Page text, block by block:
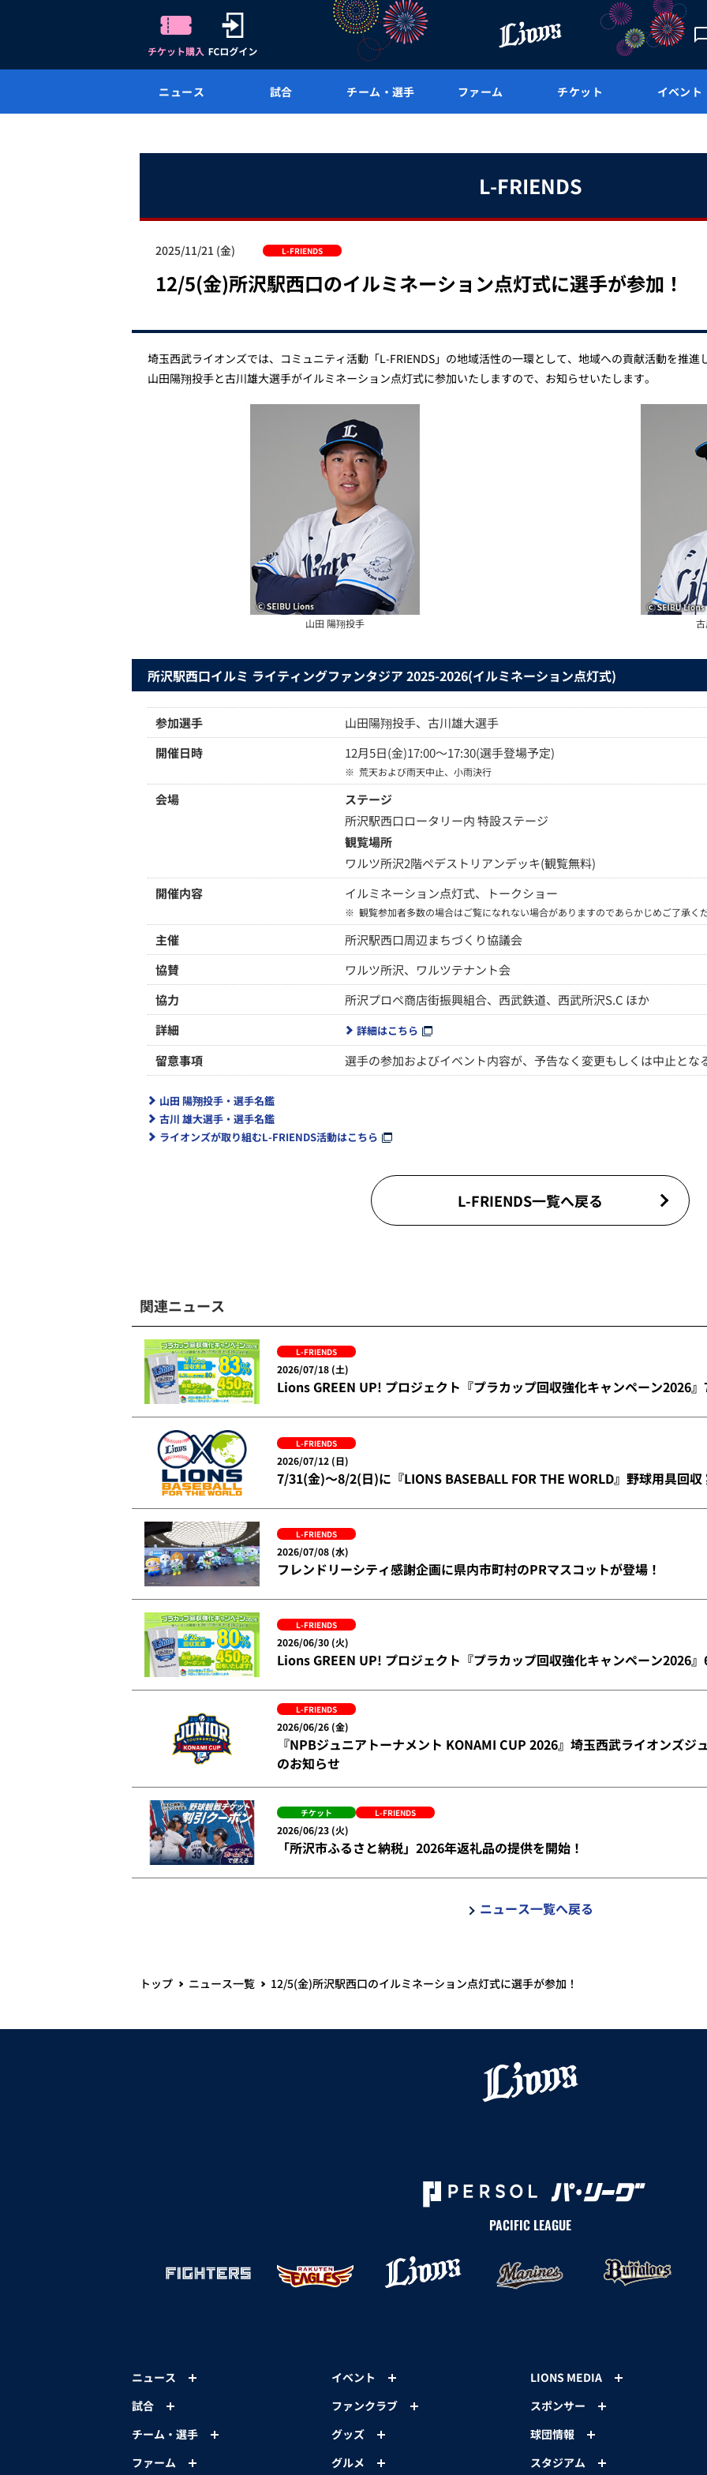
ニュース 試合 チーム・選手 ファーム チケット イベント
L-FRIENDS
2025/11/21 (金) L-FRIENDS
12/5(金)所沢駅西口のイルミネーション点灯式に選手が参加！
埼玉西武ライオンズでは、コミュニティ活動「L-FRIENDS」の地域活性の一環として、地域への貢献活動を推
山田陽翔投手と古川雄大選手がイルミネーション点灯式に参加いたしますので、お知らせいたします。
山田 陽翔投手
所沢駅西口イルミ ライティングファンタジア 2025-2026(イルミネーション点灯式)
参加選手
山田陽翔投手、古川雄大選手
開催日時
12月5日(金)17:00～17:30(選手登場予定)
※ 荒天および雨天中止、小雨決行
会場
ステージ
所沢駅西口ロータリー内 特設ステージ
観覧場所
ワルツ所沢2階ペデストリアンデッキ(観覧無料)
開催内容
イルミネーション点灯式、トークショー
※ 観覧参加者多数の場合はご覧になれない場合がありますのであらかじめご了承くだ
主催
所沢駅西口周辺まちづくり協議会
協賛
ワルツ所沢、ワルツテナント会
協力
所沢プロペ商店街振興組合、西武鉄道、西武所沢S.C ほか
詳細
詳細はこちら
留意事項 選手の参加およびイベント内容が、予告なく変更もしくは中止とな
山田 陽翔投手・選手名鑑
古川 雄大選手・選手名鑑
ライオンズが取り組むL-FRIENDS活動はこちら
L-FRIENDS一覧へ戻る
関連ニュース
L-FRIENDS
2026/07/18 (土)
Lions GREEN UP! プロジェクト『プラカップ回収強化キャンペーン2026
L-FRIENDS
2026/07/12 (日)
7/31(金)～8/2(日)に『LIONS BASEBALL FOR THE WORLD』野球用具回収
L-FRIENDS
2026/07/08 (水)
フレンドリーシティ感謝企画に県内市町村のPRマスコットが登場！
L-FRIENDS
2026/06/30 (火)
Lions GREEN UP! プロジェクト『プラカップ回収強化キャンペーン2026
L-FRIENDS
2026/06/26 (金)
『NPBジュニアトーナメント KONAMI CUP 2026』埼玉西武ライオンズジ
のお知らせ
チケット L-FRIENDS
2026/06/23 (火)
「所沢市ふるさと納税」2026年返礼品の提供を開始！
ニュース一覧へ戻る
トップ ニュース一覧 12/5(金)所沢駅西口のイルミネーション点灯式に選手が参加！
PACIFIC LEAGUE
ニュース
試合
チーム・選手
ファーム
イベント
ファンクラブ
グッズ
グルメ
LIONS MEDIA
スポンサー
球団情報
スタジアム